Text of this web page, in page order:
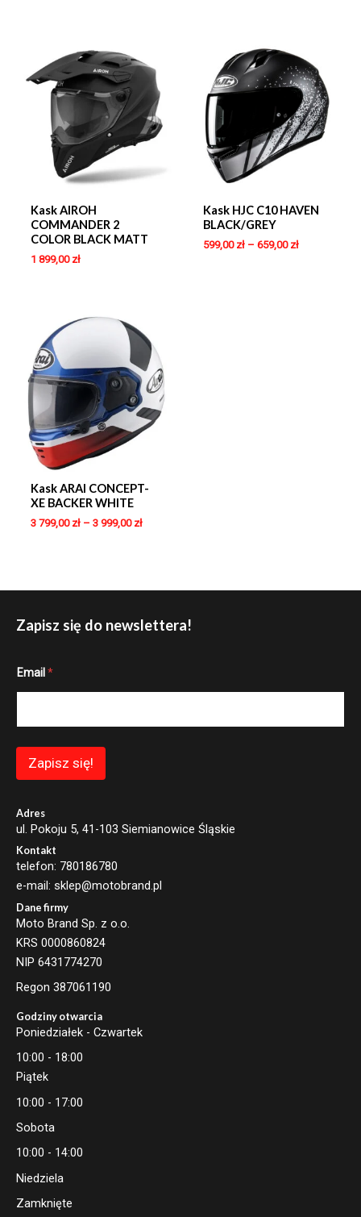
Kask AIROH
COMMANDER 2
COLOR BLACK MATT
1 899,00 zł
Kask HJC C10 HAVEN
BLACK/GREY
599,00 zł– 659,00 zł
Kask ARAI CONCEPT-
XE BACKER WHITE
3 799,00 zł– 3 999,00 zł
Zapisz się do newslettera!
E
l
Email *
Zapisz się!
Adres
ul. Pokoju 5, 41-103 Siemianowice Śląskie
Kontakt
telefon: 780186780
e-mail: sklep@motobrand.pl
Dane firmy
Moto Brand Sp. z o.o.
KRS 0000860824
NIP 6431774270
Regon 387061190
Godziny otwarcia
Poniedziałek - Czwartek
10:00 - 18:00
Piątek
10:00 - 17:00
Sobota
10:00 - 14:00
Niedziela
Zamknięte